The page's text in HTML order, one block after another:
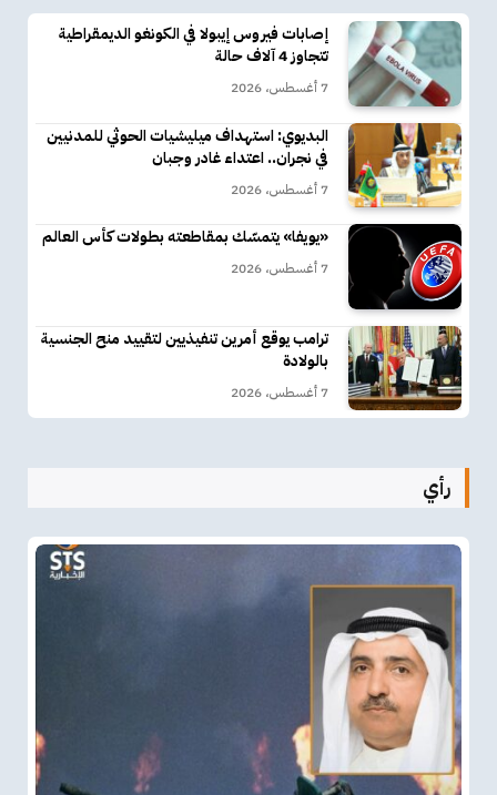
إصابات فيروس إيبولا في الكونغو الديمقراطية
تتجاوز 4 آلاف حالة
7 أغسطس، 2026
البديوي: استهداف ميليشيات الحوثي للمدنيين
في نجران.. اعتداء غادر وجبان
7 أغسطس، 2026
«يويفا» يتمسّك بمقاطعته بطولات كأس العالم
7 أغسطس، 2026
ترامب يوقع أمرين تنفيذيين لتقييد منح الجنسية
بالولادة
7 أغسطس، 2026
رأي